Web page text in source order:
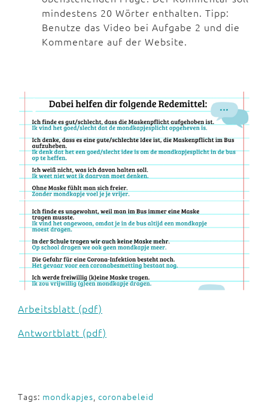
mindestens 20 Wörter enthalten. Tipp:
Benutze das Video bei Aufgabe 2 und die
Kommentare auf der Website.
Arbeitsblatt (pdf)
Antwortblatt (pdf)
Tags: mondkapjes coronabeleid